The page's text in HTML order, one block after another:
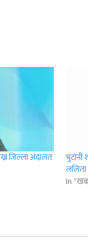
जिल्ला अदालत
भुटानी
ललिता
In